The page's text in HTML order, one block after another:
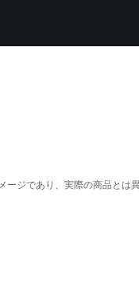
ジであり、実際の商品とは